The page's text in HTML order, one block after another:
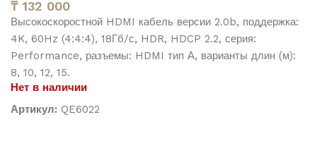
₸132 000
Высокоскоростной HDMI кабель версии 2.0b, поддержка:
4K, 60Hz (4:4:4), 18Гб/с, HDR, HDCP 2.2, серия:
Performance, разъемы: HDMI тип А, варианты длин (м):
8, 10, 12, 15.
Нет в наличии
Артикул: QE6022